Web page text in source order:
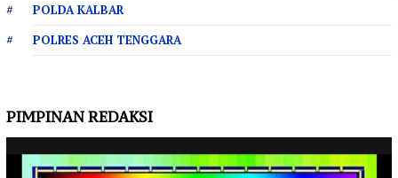
POLDA KALBAR
POLRES ACEH TENGGARA
PIMPINAN REDAKSI